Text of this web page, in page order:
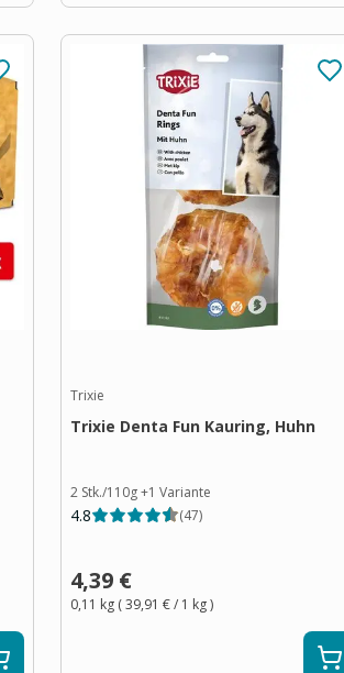
Trixie
Trixie Denta Fun Kauring, Huhn
2 Stk./110g+1 Variante
4.8 (47)
4,39 €
0,11 kg (39,91 €/ 1 kg)